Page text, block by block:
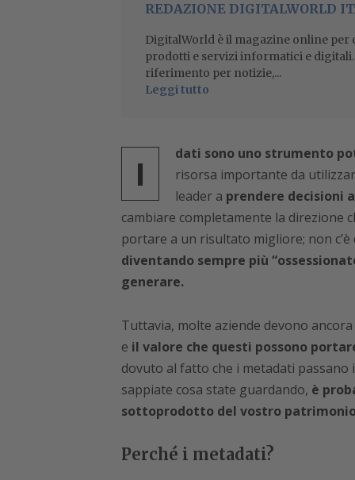
REDAZIONE DIGITALWORLD
DigitalWorld è il magazine online per
prodotti e servizi informatici e
riferimento per notizie,...
Leggi tutto
I dati sono uno strumento
risorsa importante da
leader a prendere decisioni
cambiare completamente la direzione
portare a un risultato migliore; non
diventando sempre più
generare.
Tuttavia, molte aziende devono
e il valore che questi possono
dovuto al fatto che i metadati passano
sappiate cosa state guardando, è
sottoprodotto del vostro
Perché i metadati?